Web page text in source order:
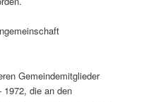
Gemeindemitglieder
1972, die an den